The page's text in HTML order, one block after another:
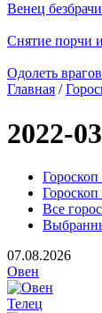
Венец
Снятие порчи и
Одолеть врагов
Главная /
2022-
Гороскоп
Гороскоп
Все
07.08.2026
Овен
Телец